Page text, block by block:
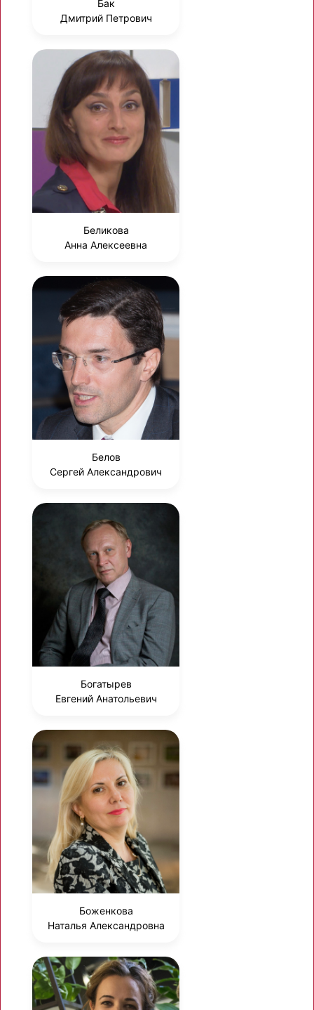
Бак
Дмитрий Петрович
Беликова
Анна Алексеевна
Белов
Сергей Александрович
Богатырев
Евгений Анатольевич
Боженкова
Наталья Александровна